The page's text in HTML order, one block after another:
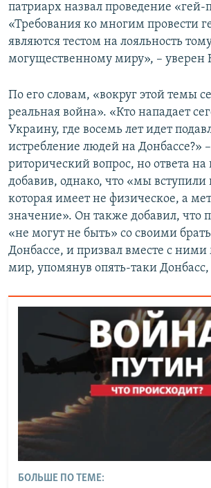
патриарх назвал проведение «гей-
«Требования ко многим провести
являются тестом на лояльность
могущественному миру», – уверен
По его словам, «вокруг этой темы
реальная война». «Кто нападает
Украину, где восемь лет идет
истребление людей на Донбассе?»
риторический вопрос, но ответа на
добавив, однако, что «мы вступили
которая имеет не физическое, а
значение». Он также добавил, что
«не могут не быть» со своими
Донбассе, и призвал вместе с ними
мир, упомянув опять-таки
БОЛЬШЕ ПО ТЕМЕ: